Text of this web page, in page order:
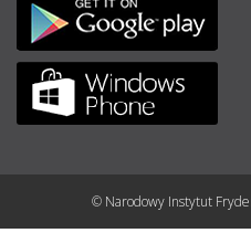
© Narodowy Instytut